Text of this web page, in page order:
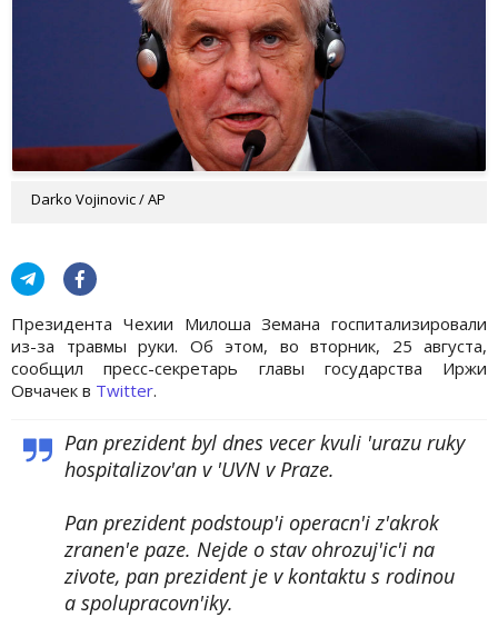
Darko Vojinovic / AP
Президента Чехии Милоша Земана госпитализировали
из-за травмы руки. Об этом, во вторник, 25 августа,
сообщил пресс-секретарь главы государства Иржи
Овчачек в Twitter.
Pan prezident byl dnes vecer kvuli 'urazu ruky
hospitalizov'an v 'UVN v Praze.
Pan prezident podstoup'i operacn'i z'akrok
zranen'e paze. Nejde o stav ohrozuj'ic'i na
zivote, pan prezident je v kontaktu s rodinou
a spolupracovn'iky.